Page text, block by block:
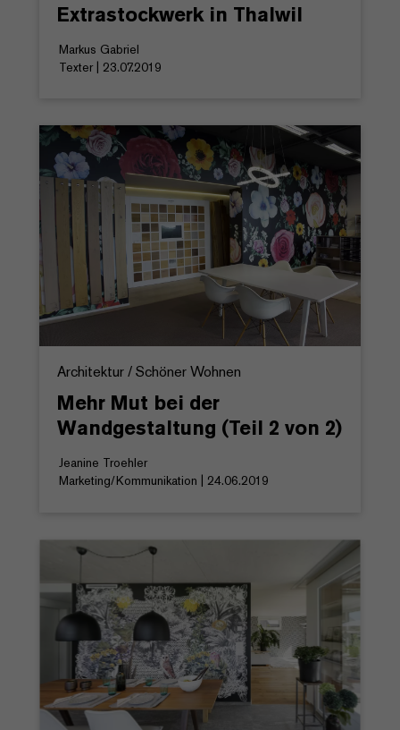
Extrastockwerk in Thalwil
Markus Gabriel
Texter | 23.07.2019
Architektur / Schöner Wohnen
Mehr Mut bei der
Wandgestaltung (Teil 2 von 2)
Jeanine Troehler
Marketing/Kommunikation | 24.06.2019